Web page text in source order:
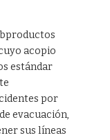
acopio
estándar
por
evacuación,
sus líneas